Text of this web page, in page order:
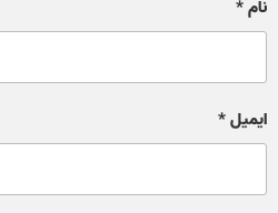
نام*
ایمیل*